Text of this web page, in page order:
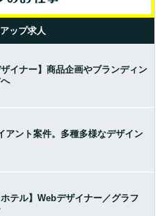
ップ求人
ザイナー】商品企画やブランディン
アント案件。多種多様なデザイン
ホテル】Webデザイナー／グラフ